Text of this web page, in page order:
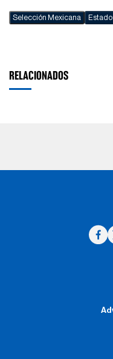
Selección Mexicana
RELACIONADOS